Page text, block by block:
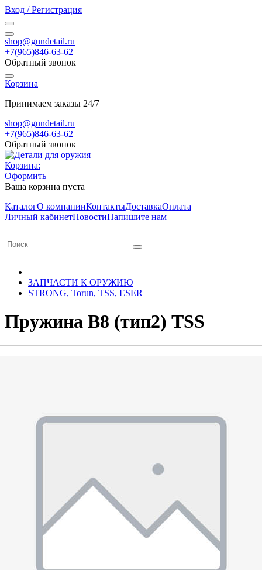
Вход / Регистрация
shop@gundetail.ru
+7(965)846-63-62
Обратный звонок
Корзина
Принимаем заказы 24/7
shop@gundetail.ru
+7(965)846-63-62
Обратный звонок
Корзина:
Оформить
Ваша корзина пуста
КаталогО компанииКонтактыДоставкаОплата
Личный кабинетНовостиНапишите нам
ЗАПЧАСТИ К ОРУЖИЮ
STRONG, Torun, TSS, ESER
Пружина В8 (тип2) TSS